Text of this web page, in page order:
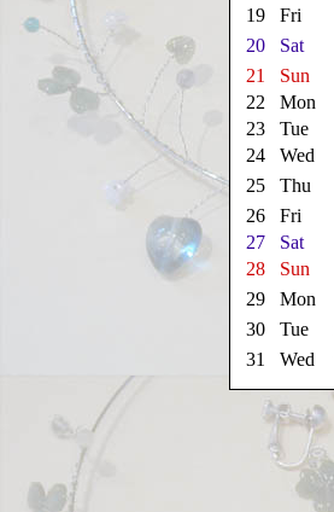
19
Fri
20
Sat
21
Sun
22
Mon
23
Tue
24
Wed
25
Thu
26
Fri
27
Sat
28
Sun
29
Mon
30
Tue
31
Wed